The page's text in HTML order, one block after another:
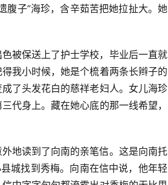
腹子”海珍，含辛茹苦把她拉扯大。她
被保送上了护士学校，毕业后一直就
我小时候，她是个梳着两条长辫子的
了头发花白的慈祥老妇人。女儿海珍
代身上。藏在她心底的那一线希望，
地读到了向南的亲笔信。这是向南托
城找到秀梅。向南在信中说，他年轻